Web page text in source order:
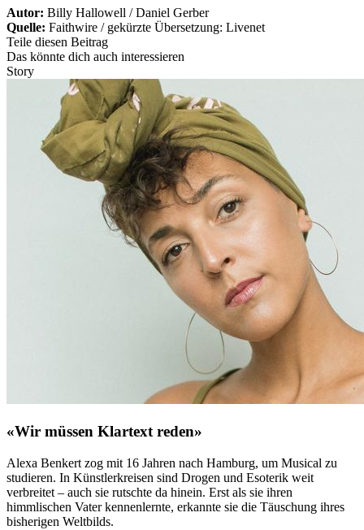
Autor: Billy Hallowell / Daniel Gerber
Quelle: Faithwire / gekürzte Übersetzung: Livenet
Teile diesen Beitrag
Das könnte dich auch interessieren
Story
«Wir müssen Klartext reden»
Alexa Benkert zog mit 16 Jahren nach Hamburg, um Musical zu
studieren. In Künstlerkreisen sind Drogen und Esoterik weit
verbreitet – auch sie rutschte da hinein. Erst als sie ihren
himmlischen Vater kennenlernte, erkannte sie die Täuschung ihres
bisherigen Weltbilds.